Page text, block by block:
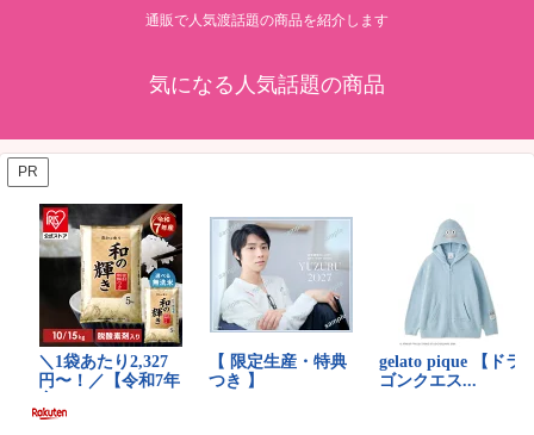
通販で人気渡話題の商品を紹介します
気になる人気話題の商品
PR